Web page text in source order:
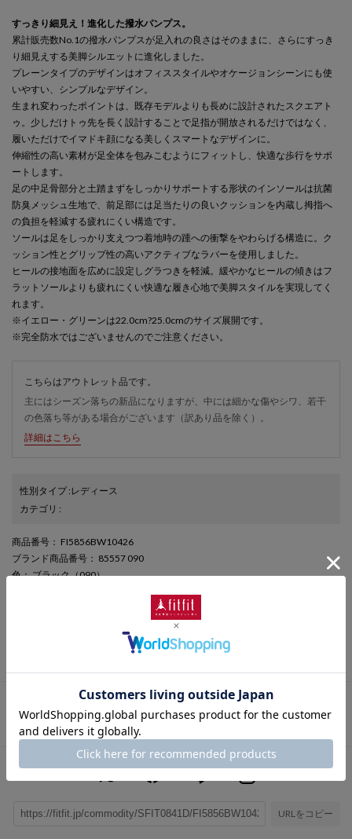
すっきり細見え！進化した撥水パンプス。
累計販売数No.1の撥水パンプスが足入れの良さはそのままに、さらにすっき
り細見えする美脚シルエットに進化しました。
プレーンタイプのデザインはオフィススタイルやオケージョンシーンにも使
いやすい、シンプルなデザイン。
生まれ変わったポイントは、既存モデルよりも長めに設計されたスクエアト
ゥ。少しだけトゥ先を長く設計することで足指が開放されるだけではなく、
履いただけでイマドキ顔になる美しくスマートなデザインに。
伸縮性の高い素材が足全体を包みこむようにフィットし、快適な歩行をサポ
ートします。
足の中足骨部分と土踏まずをしっかりサポートする形状のインソールは抗菌
防臭メッシュ生地で、前足部には足当たりの良いクッションを内蔵し拇指へ
の負担を軽減する疲れにくい構造です。
ソールは足をしっかり支えつつ着地時の踵への衝撃をやわらげる構造に。ク
ッション性とグリップ性の高いアクティブなラバーを使用しました。
ヒールの接地面を広めに設定しグラつきを軽減。緩やかなヒールの傾きはフ
ラットソールよりも疲れにくい快適な履き心地で美脚スタイルを実現してく
れます。
※イエロー・グリーンは22.0cm?25.0cmのサイズ展開です。
※完全防水ではございませんのでご注意ください。
こちらはアウトレット品です。
主にはシーズン落ちの新品になりますが、中には細かな傷やシワ、若干
の色落ち等がある場合がございます（訳あり品を除く）。
詳細はこちら
性別タイプ : レディース
カテゴリ :
商品番号 ： FI5856BW10426
ブランド商品番号 ： 85557 090
色： ブラック（090）
さらに詳しい情報を表示
この商品に関するお問い合わせ
URLをコピー